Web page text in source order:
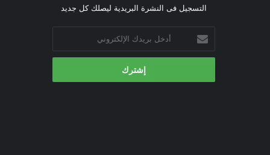
التسجيل فى النشرة البريدية ليصلك كل جديد
بريدك
الإلكتروني